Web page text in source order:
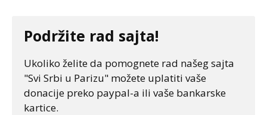
Podržite rad sajta!
Ukoliko želite da pomognete rad našeg sajta
"Svi Srbi u Parizu" možete uplatiti vaše
donacije preko paypal-a ili vaše bankarske
kartice.